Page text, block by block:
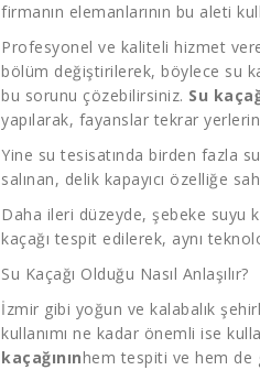
firmanın elemanlarının bu aleti
Profesyonel ve kaliteli hizmet
bölüm değiştirilerek, böylece su
bu sorunu çözebilirsiniz. Su
yapılarak, fayanslar tekrar
Yine su tesisatında birden fazla
salınan, delik kapayıcı özelliğe
Daha ileri düzeyde, şebeke suyu
kaçağı tespit edilerek, aynı
Su Kaçağı Olduğu Nasıl Anlaşılır?
İzmir gibi yoğun ve kalabalık
kullanımı ne kadar önemli ise
kaçağınınhem tespiti ve hem de